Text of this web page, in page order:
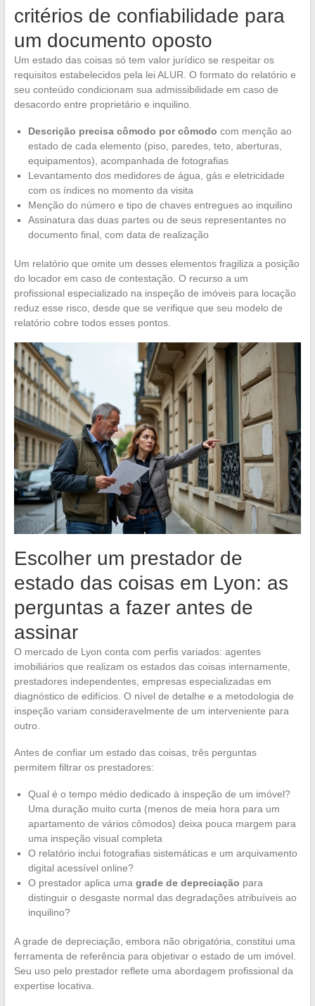
critérios de confiabilidade para
um documento oposto
Um estado das coisas só tem valor jurídico se respeitar os
requisitos estabelecidos pela lei ALUR. O formato do relatório e
seu conteúdo condicionam sua admissibilidade em caso de
desacordo entre proprietário e inquilino.
Descrição precisa cômodo por cômodo com menção ao
estado de cada elemento (piso, paredes, teto, aberturas,
equipamentos), acompanhada de fotografias
Levantamento dos medidores de água, gás e eletricidade
com os índices no momento da visita
Menção do número e tipo de chaves entregues ao inquilino
Assinatura das duas partes ou de seus representantes no
documento final, com data de realização
Um relatório que omite um desses elementos fragiliza a posição
do locador em caso de contestação. O recurso a um
profissional especializado na inspeção de imóveis para locação
reduz esse risco, desde que se verifique que seu modelo de
relatório cobre todos esses pontos.
Escolher um prestador de
estado das coisas em Lyon: as
perguntas a fazer antes de
assinar
O mercado de Lyon conta com perfis variados: agentes
imobiliários que realizam os estados das coisas internamente,
prestadores independentes, empresas especializadas em
diagnóstico de edifícios. O nível de detalhe e a metodologia de
inspeção variam consideravelmente de um interveniente para
outro.
Antes de confiar um estado das coisas, três perguntas
permitem filtrar os prestadores:
Qual é o tempo médio dedicado à inspeção de um imóvel?
Uma duração muito curta (menos de meia hora para um
apartamento de vários cômodos) deixa pouca margem para
uma inspeção visual completa
O relatório inclui fotografias sistemáticas e um arquivamento
digital acessível online?
O prestador aplica uma grade de depreciação para
distinguir o desgaste normal das degradações atribuíveis ao
inquilino?
A grade de depreciação, embora não obrigatória, constitui uma
ferramenta de referência para objetivar o estado de um imóvel.
Seu uso pelo prestador reflete uma abordagem profissional da
expertise locativa.